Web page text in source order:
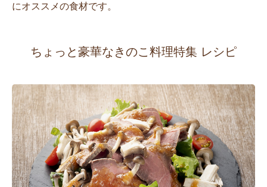
にオススメの食材です。
ちょっと豪華なきのこ料理特集 レシピ